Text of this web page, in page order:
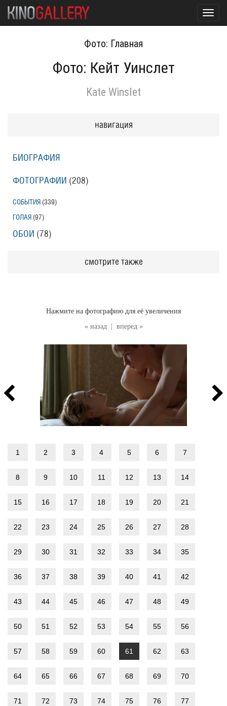
Фото: Главная
Фото: Кейт Уинслет
Kate Winslet
« назад вперед »
Нажмите на фотографию для её увеличения
1 2 3 4 5 6 7
8 9 10 11 12 13 14
15 16 17 18 19 20 21
22 23 24 25 26 27 28
29 30 31 32 33 34 35
36 37 38 39 40 41 42
43 44 45 46 47 48 49
50 51 52 53 54 55 56
57 58 59 60 61 62 63
64 65 66 67 68 69 70
71 72 73 74 75 76 77
навигация
БИОГРАФИЯ
ФОТОГРАФИИ (208)
СОБЫТИЯ (339)
ГОЛАЯ (97)
ОБОИ (78)
смотрите также